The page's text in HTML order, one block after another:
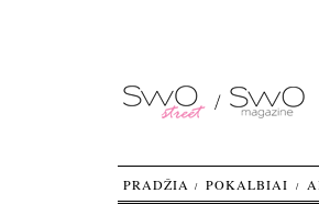
PRADŽIA POKALBIAI